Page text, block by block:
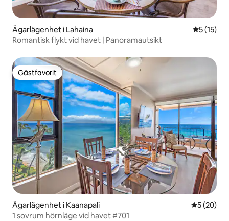
Ägarlägenhet i Lahaina 5 av 5 i
5 (15)
Romantisk flykt vid havet | Panoramautsikt
Gästfavorit
Gästfavorit
Ägarlägenhet i Kaanapali 5 av 5 i
5 (20)
1 sovrum hörnläge vid havet #701